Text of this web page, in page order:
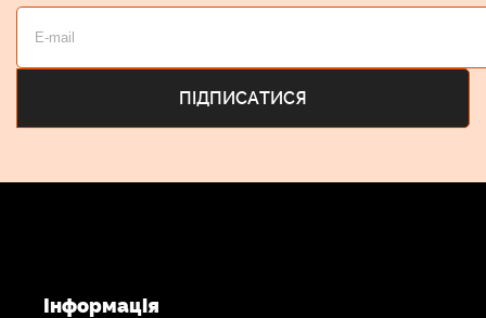
Інформація